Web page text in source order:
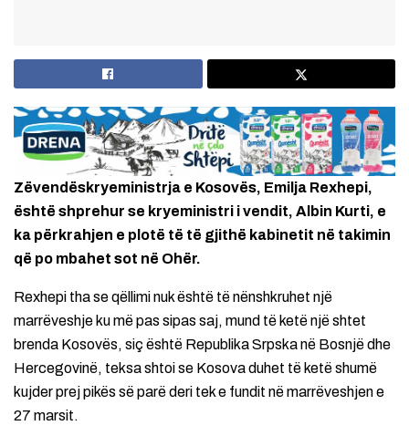
Zëvendëskryeministrja e Kosovës, Emilja Rexhepi,
është shprehur se kryeministri i vendit, Albin Kurti, e
ka përkrahjen e plotë të të gjithë kabinetit në takimin
që po mbahet sot në Ohër.
Rexhepi tha se qëllimi nuk është të nënshkruhet një
marrëveshje ku më pas sipas saj, mund të ketë një shtet
brenda Kosovës, siç është Republika Srpska në Bosnjë dhe
Hercegovinë, teksa shtoi se Kosova duhet të ketë shumë
kujder prej pikës së parë deri tek e fundit në marrëveshjen e
27 marsit.